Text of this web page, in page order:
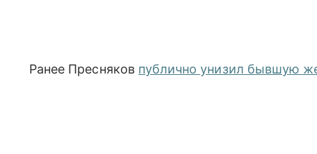
Ранее Пресняков публично унизил бывшую